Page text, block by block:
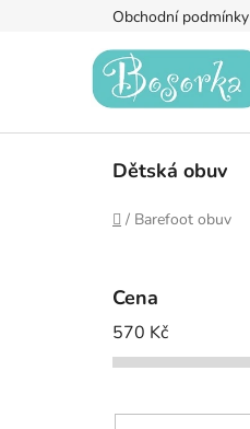
Obchodní podmínky
Dětská obuv
Domů
/ Barefoot obuv
Cena
570 Kč